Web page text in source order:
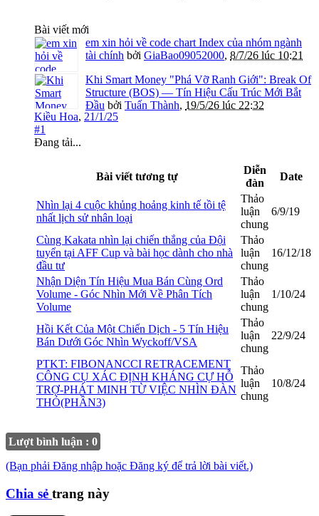
Bài viết mới
em xin hỏi về code chart Index của nhóm ngành
tài chính bởi GiaBao09052000, 8/7/26 lúc 10:21
Khi Smart Money "Phá Vỡ Ranh Giới": Break Of
Structure (BOS) — Tín Hiệu Cấu Trúc Mới Bắt
Đầu bởi Tuấn Thành, 19/5/26 lúc 22:32
Kiều Hoa, 21/1/25
#1
Đang tải...
Bài viết tương tự
Diễn
đàn
Date
Nhìn lại 4 cuộc khủng hoảng kinh tế tồi tệ
nhất lịch sử nhân loại
Thảo
luận
chung
6/9/19
Cùng Kakata nhìn lại chiến thắng của Đội
tuyển tại AFF Cup và bài học dành cho nhà
đầu tư
Thảo
luận
chung
16/12/18
Nhận Diện Tín Hiệu Mua Bán Cùng Ord
Volume - Góc Nhìn Mới Về Phân Tích
Volume
Thảo
luận
chung
1/10/24
Hồi Kết Của Một Chiến Dịch - 5 Tín Hiệu
Bán Dưới Góc Nhìn Wyckoff/VSA
Thảo
luận
chung
22/9/24
PTKT: FIBONANCCI RETRACEMENT
CÔNG CỤ XÁC ĐỊNH KHÁNG CỰ HỖ
TRỢ-PHÁT MINH TỪ VIỆC NHÌN ĐÀN
THỎ(PHẦN3)
Thảo
luận
chung
10/8/24
Lượt bình luận : 0
(Bạn phải Đăng nhập hoặc Đăng ký để trả lời bài viết.)
Chia sẻ trang này